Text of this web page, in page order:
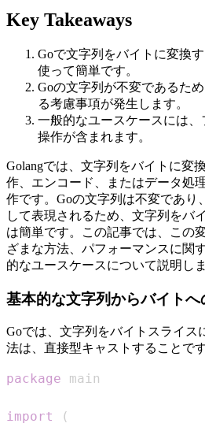
Key Takeaways
Goで文字列をバイトに変換す
使って簡単です。
Goの文字列が不変であるた
る考慮事項が発生します。
一般的なユースケースには
操作が含まれます。
Golangでは、文字列をバイトに変
作、エンコード、またはデータ処
作です。Goの文字列は不変であり
して表現されるため、文字列をバ
は簡単です。この記事では、この
ざまな方法、パフォーマンスに関
的なユースケースについて説明しま
基本的な文字列からバイトへ
Goでは、文字列をバイトスライス
法は、直接型キャストすることです
package
import
(